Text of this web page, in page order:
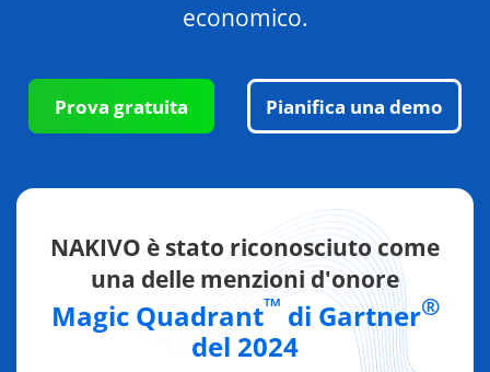
economico.
Prova gratuita Pianifica una demo
NAKIVO è stato riconosciuto come
una delle menzioni d'onore
Magic Quadrant™ di Gartner®
del 2024